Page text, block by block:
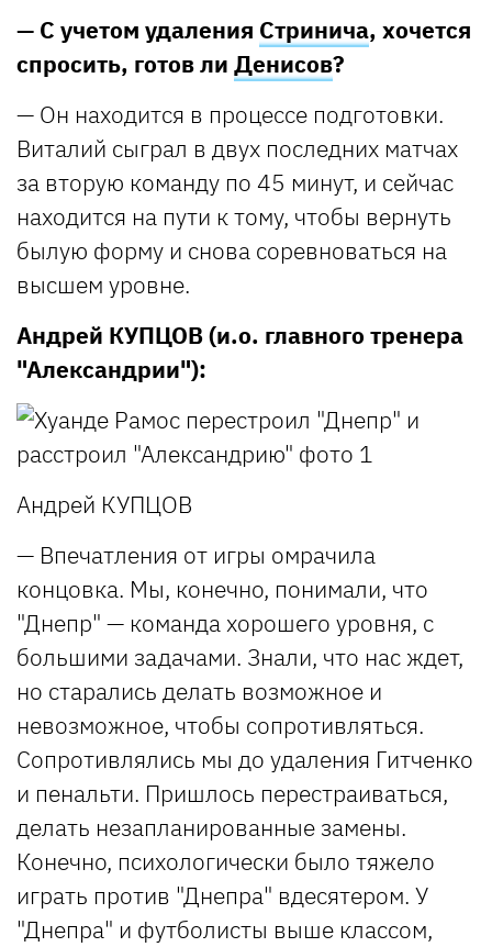
— С учетом удаления Стринича, хочется
спросить, готов ли Денисов?
— Он находится в процессе подготовки.
Виталий сыграл в двух последних матчах
за вторую команду по 45 минут, и сейчас
находится на пути к тому, чтобы вернуть
былую форму и снова соревноваться на
высшем уровне.
Андрей КУПЦОВ (и.о. главного тренера
"Александрии"):
Андрей КУПЦОВ
— Впечатления от игры омрачила
концовка. Мы, конечно, понимали, что
"Днепр" — команда хорошего уровня, с
большими задачами. Знали, что нас ждет,
но старались делать возможное и
невозможное, чтобы сопротивляться.
Сопротивлялись мы до удаления Гитченко
и пенальти. Пришлось перестраиваться,
делать незапланированные замены.
Конечно, психологически было тяжело
играть против "Днепра" вдесятером. У
"Днепра" и футболисты выше классом,